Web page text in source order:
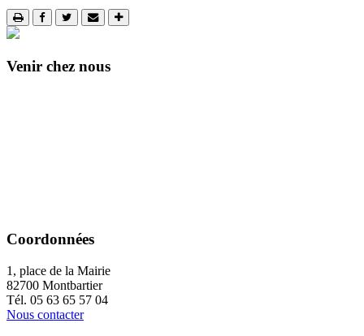
Venir chez nous
Coordonnées
1, place de la Mairie
82700 Montbartier
Tél. 05 63 65 57 04
Nous contacter